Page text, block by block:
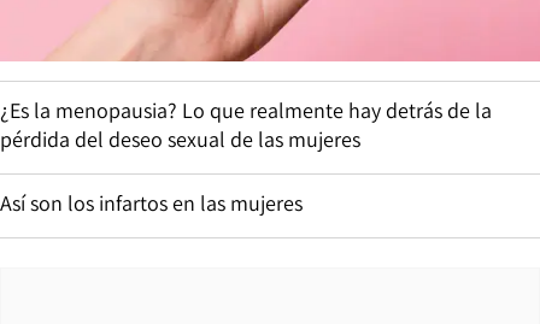
¿Es la menopausia? Lo que realmente hay detrás de la
pérdida del deseo sexual de las mujeres
Así son los infartos en las mujeres